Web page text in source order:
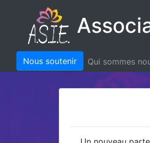
Nous soutenir Qui sommes